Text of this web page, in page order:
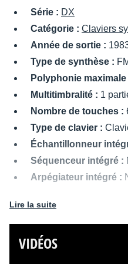
Série : DX
Catégorie : Claviers
Année de sortie :
Type de synthèse :
Polyphonie maximale
Multitimbralité : 1
Nombre de touches :
Type de clavier :
Échantillonneur
Séquenceur intégré :
Arpégiateur intégré :
Entrées/sorties MIDI :
Sorties audio :Jack
Alimentation :
Lire la suite
VIDÉOS